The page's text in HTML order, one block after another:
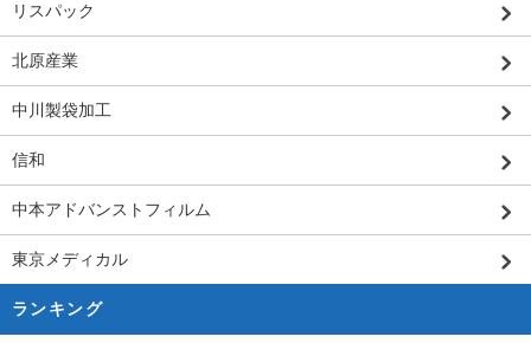
リスパック
北原産業
中川製袋加工
信和
中本アドバンストフィルム
東京メディカル
ランキング